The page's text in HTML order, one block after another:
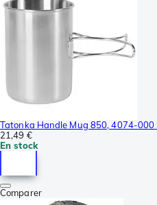
Tatonka Handle Mug 850, 4074-000
21,49 €
En stock
Comparer